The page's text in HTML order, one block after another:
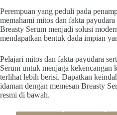
Perempuan yang peduli pada
memahami mitos dan fakta
Breasty Serum menjadi solusi
mendapatkan bentuk dada impian
Pelajari mitos dan fakta payudara
Serum untuk menjaga kekencangan
terlihat lebih berisi. Dapatkan
idaman dengan memesan Breasty
resmi di bawah.